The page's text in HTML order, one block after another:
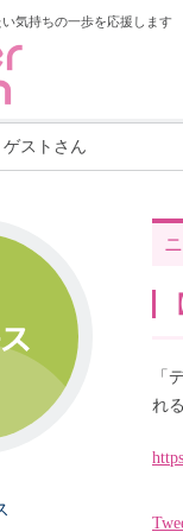
気持ちの一歩を応援します
ストさん
「
れ